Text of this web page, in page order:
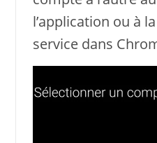
l’application ou à
service dans